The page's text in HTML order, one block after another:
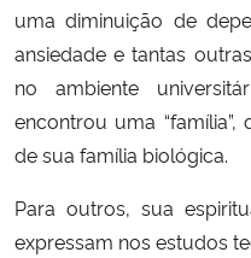
uma diminuição de
ansiedade e tantas
no ambiente
encontrou uma
de sua família biológica.
Para outros, sua
expressam nos estudos